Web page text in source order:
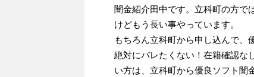
闇金紹介田中です。立科町の方で
けどもう長い事やっています。
もちろん立科町から申し込んで、
絶対にバレたくない！在籍確認な
い方は、立科町から優良ソフト闇